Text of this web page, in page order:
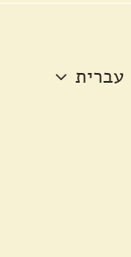
עברית